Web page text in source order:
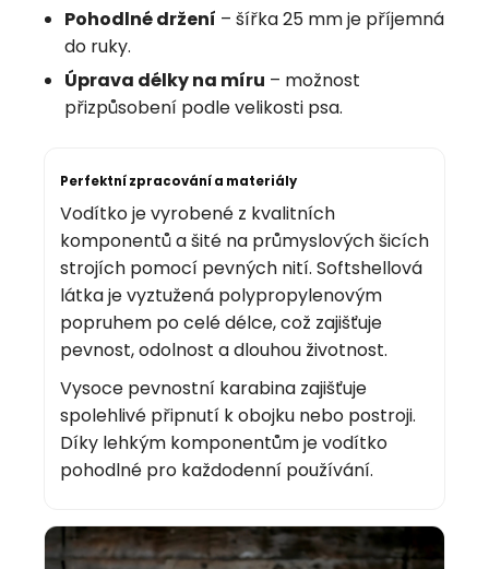
Pohodlné držení – šířka 25 mm je příjemná
do ruky.
Úprava délky na míru – možnost
přizpůsobení podle velikosti psa.
Perfektní zpracování a materiály
Vodítko je vyrobené z kvalitních
komponentů a šité na průmyslových šicích
strojích pomocí pevných nití. Softshellová
látka je vyztužená polypropylenovým
popruhem po celé délce, což zajišťuje
pevnost, odolnost a dlouhou životnost.
Vysoce pevnostní karabina zajišťuje
spolehlivé připnutí k obojku nebo postroji.
Díky lehkým komponentům je vodítko
pohodlné pro každodenní používání.